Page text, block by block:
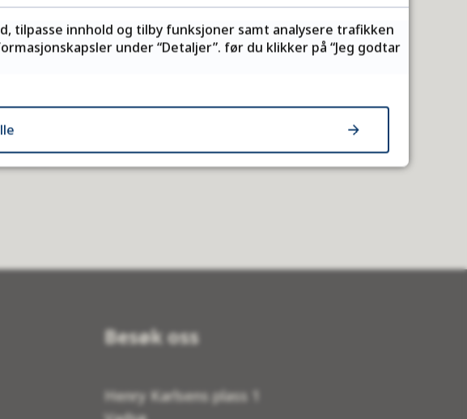
Besøk oss
Henry Karlsens plass 1
tilpasse innhold og tilby funksjoner samt analysere trafikken
under “Detaljer”. før du klikker på “Jeg godtar